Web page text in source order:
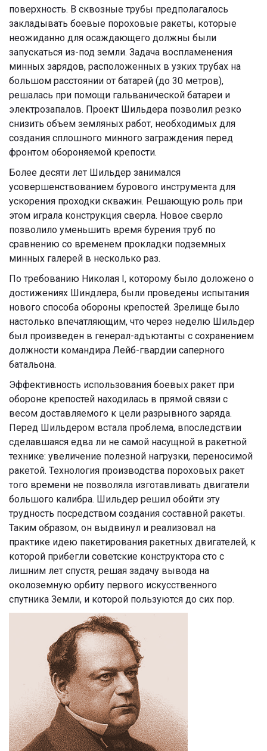
поверхность. В сквозные трубы предполагалось
закладывать боевые пороховые ракеты, которые
неожиданно для осаждающего должны были
запускаться из-под земли. Задача воспламенения
минных зарядов, расположенных в узких трубах на
большом расстоянии от батарей (до 30 метров),
решалась при помощи гальванической батареи и
электрозапалов. Проект Шильдера позволил резко
снизить объем земляных работ, необходимых для
создания сплошного минного заграждения перед
фронтом обороняемой крепости.
Более десяти лет Шильдер занимался
усовершенствованием бурового инструмента для
ускорения проходки скважин. Решающую роль при
этом играла конструкция сверла. Новое сверло
позволило уменьшить время бурения труб по
сравнению со временем прокладки подземных
минных галерей в несколько раз.
По требованию Николая I, которому было доложено о
достижениях Шиндлера, были проведены испытания
нового способа обороны крепостей. Зрелище было
настолько впечатляющим, что через неделю Шильдер
был произведен в генерал-адъютанты с сохранением
должности командира Лейб-гвардии саперного
батальона.
Эффективность использования боевых ракет при
обороне крепостей находилась в прямой связи с
весом доставляемого к цели разрывного заряда.
Перед Шильдером встала проблема, впоследствии
сделавшаяся едва ли не самой насущной в ракетной
технике: увеличение полезной нагрузки, переносимой
ракетой. Технология производства пороховых ракет
того времени не позволяла изготавливать двигатели
большого калибра. Шильдер решил обойти эту
трудность посредством создания составной ракеты.
Таким образом, он выдвинул и реализовал на
практике идею пакетирования ракетных двигателей, к
которой прибегли советские конструктора сто с
лишним лет спустя, решая задачу вывода на
околоземную орбиту первого искусственного
спутника Земли, и которой пользуются до сих пор.